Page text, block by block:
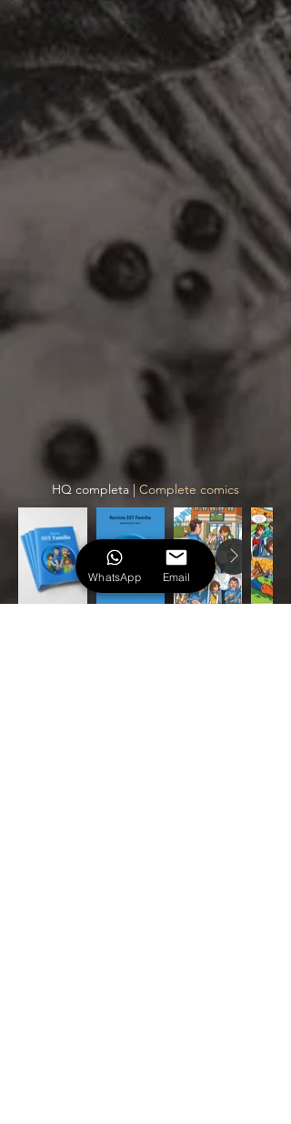
HQ completa |Complete comics
WhatsApp Email